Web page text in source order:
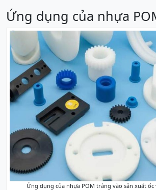
Ứng dụng của nhựa
Ứng dụng của nhựa POM trắng vào sản xuất